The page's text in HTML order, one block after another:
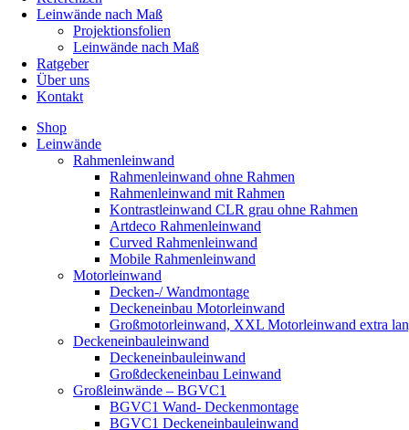
Leinwände nach Maß
Projektionsfolien
Leinwände nach Maß
Ratgeber
Über uns
Kontakt
Shop
Leinwände
Rahmenleinwand
Rahmenleinwand ohne Rahmen
Rahmenleinwand mit Rahmen
Kontrastleinwand CLR grau ohne Rahmen
Artdeco Rahmenleinwand
Curved Rahmenleinwand
Mobile Rahmenleinwand
Motorleinwand
Decken-/ Wandmontage
Deckeneinbau Motorleinwand
Großmotorleinwand, XXL Motorleinwand extra
Deckeneinbauleinwand
Deckeneinbauleinwand
Großdeckeneinbau Leinwand
Großleinwände – BGVC1
BGVC1 Wand- Deckenmontage
BGVC1 Deckeneinbauleinwand